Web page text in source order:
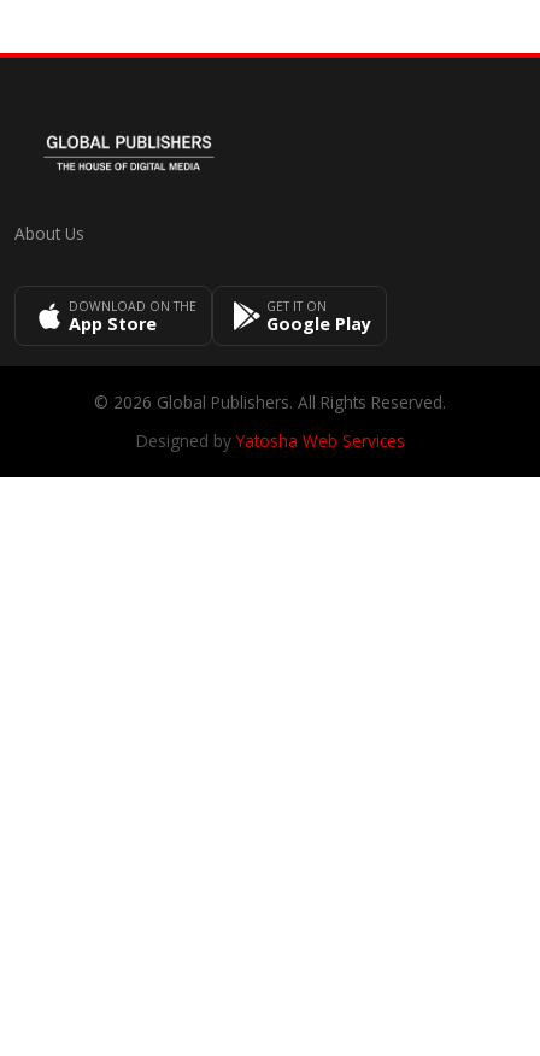
About Us
DOWNLOAD ON THE
App Store
GET IT ON
Google Play
© 2026 Global Publishers. All Rights Reserved.
Designed byYatosha Web Services